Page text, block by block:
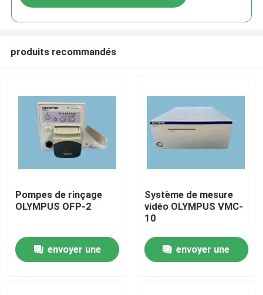
Produits
produits recommandés
Pompes de rinçage
OLYMPUS OFP-2
envoyer une
Système de mesure
vidéo OLYMPUS VMC-
10
envoyer une